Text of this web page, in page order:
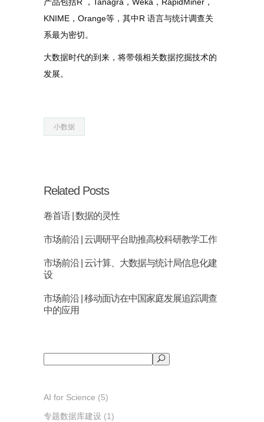
产品包括 ， ， ， ，
KNIME ， Orange等，其中R 语言与统计调查关
系最为密切。
大数据时代的到来，将带领相关数据挖掘技术的
发展。
小数据
Related Posts
卷首语 | 数据的灵性
市场前沿 | 云调研平台助推高校科研教学工作
市场前沿 | 云计算、大数据与统计局信息化建
设
市场前沿 | 移动面访在中国家庭发展追踪调查
中的应用
AI for Science (5)
专题数据库建设 (1)